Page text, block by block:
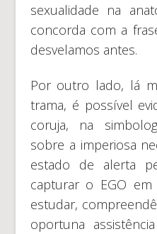
sexualidade na
concorda com a
desvelamos antes.
Por outro lado, lá
trama, é possível
coruja, na
sobre a imperiosa
estado de alerta
capturar o EGO
estudar,
oportuna